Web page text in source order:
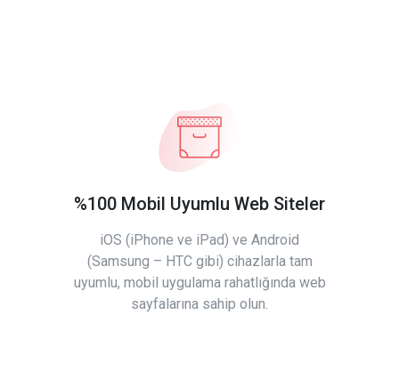
%100 Mobil Uyumlu Web Siteler
iOS (iPhone ve iPad) ve Android
(Samsung – HTC gibi) cihazlarla tam
uyumlu, mobil uygulama rahatlığında web
sayfalarına sahip olun.